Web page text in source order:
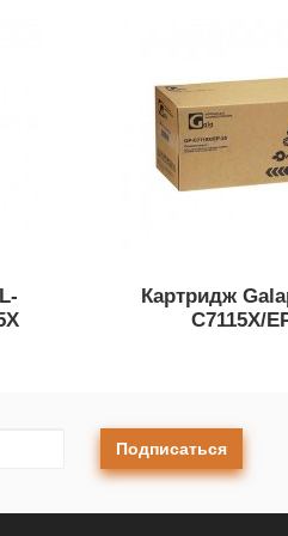
Картридж
C7115X/
Подписаться